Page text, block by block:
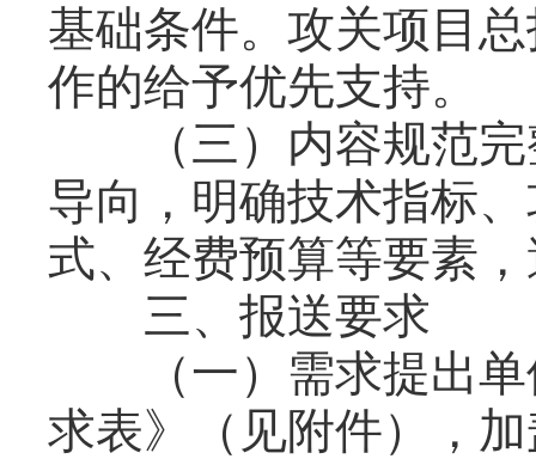
基础条件。攻关项目
作的给予优先支持。
（三）内容规范完
导向，明确技术指标
式、经费预算等要素
三、报送要求
（一）需求提出单
求表》（见附件），